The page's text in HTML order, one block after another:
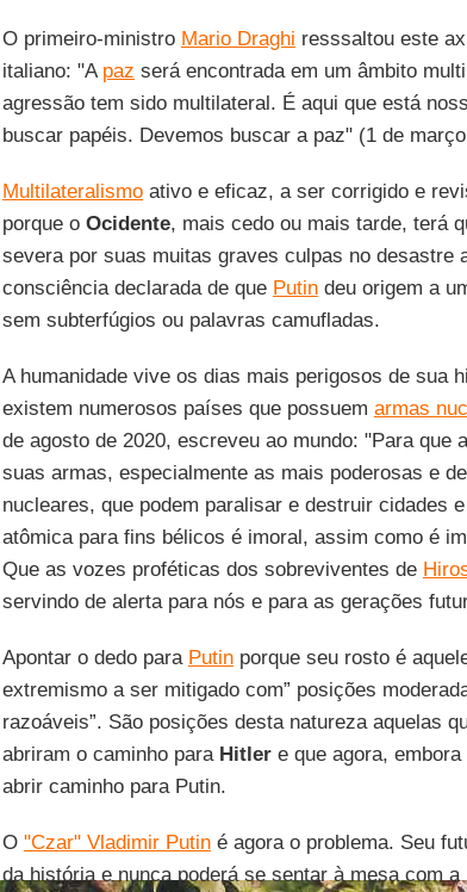
O primeiro-ministro Mario Draghi resssaltou este
italiano: "A paz será encontrada em um âmbito
agressão tem sido multilateral. É aqui que está
buscar papéis. Devemos buscar a paz" (1 de
Multilateralismoativo e eficaz, a ser corrigido e
porque o Ocidente, mais cedo ou mais tarde, terá
severa por suas muitas graves culpas no desastre
consciência declarada de que Putindeu origem a
sem subterfúgios ou palavras camufladas.
A humanidade vive os dias mais perigosos de sua
existem numerosos países que possuem armas
de agosto de 2020, escreveu ao mundo: "Para que
suas armas, especialmente as mais poderosas e
nucleares, que podem paralisar e destruir cidades
atômica para fins bélicos é imoral, assim como é
Que as vozes proféticas dos sobreviventes de
servindo de alerta para nós e para as gerações
Apontar o dedo para Putinporque seu rosto é
extremismo a ser mitigado com” posições
razoáveis”. São posições desta natureza aquelas
abriram o caminho para Hitlere que agora, embora
abrir caminho para Putin.
O "Czar" Vladimir Putiné agora o problema. Seu
da história e nunca poderá se sentar à mesa com